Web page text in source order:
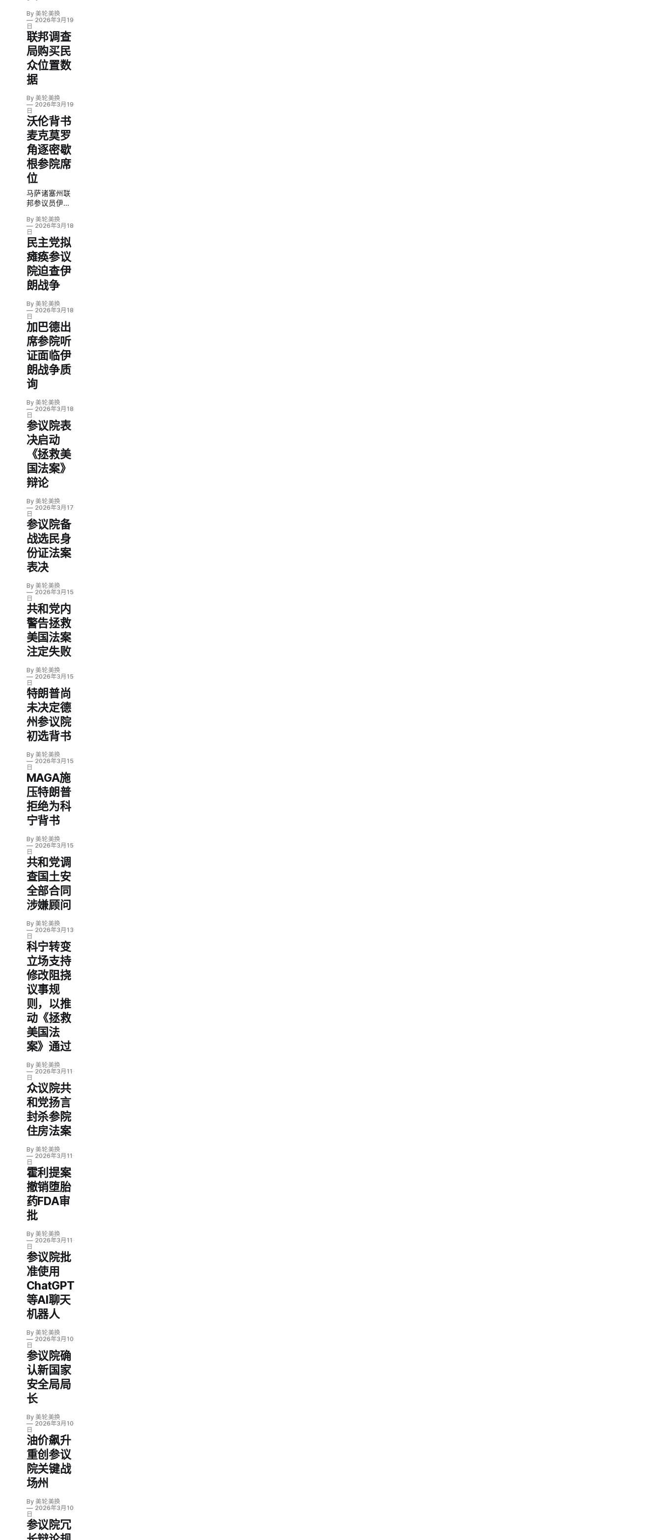
By 美轮美换
2026年3月19
日
联邦调查
局购买民
众位置数
据
By 美轮美换
2026年3月19
日
沃伦背书
麦克莫罗
角逐密歇
根参院席
位
马萨诸塞州联
邦参议员伊丽
支持密歇根州
参议员马洛里·
麦克莫罗，参
与该州民主党
参议院初选。
此举颇为反常
——身为「全
民医保」倡导
者的沃伦，却
力挺反对该政
策的麦克莫
罗，而非支持
该政策的候选
人阿卜杜勒·埃
尔-萨耶德。
By 美轮美换
2026年3月18
日
民主党拟
瘫痪参议
院迫查伊
朗战争
By 美轮美换
2026年3月18
日
加巴德出
席参院听
证面临伊
朗战争质
询
By 美轮美换
2026年3月18
日
参议院表
决启动
《拯救美
国法案》
辩论
By 美轮美换
2026年3月17
日
参议院备
战选民身
份证法案
表决
By 美轮美换
2026年3月15
日
共和党内
警告拯救
美国法案
注定失败
By 美轮美换
2026年3月15
日
特朗普尚
未决定德
州参议院
初选背书
By 美轮美换
2026年3月15
日
MAGA施
压特朗普
拒绝为科
宁背书
By 美轮美换
2026年3月15
日
共和党调
查国土安
全部合同
涉嫌顾问
By 美轮美换
2026年3月13
日
科宁转变
立场支持
修改阻挠
议事规
则，以推
动《拯救
美国法
案》通过
By 美轮美换
2026年3月11
日
众议院共
和党扬言
封杀参院
住房法案
By 美轮美换
2026年3月11
日
霍利提案
撤销堕胎
药FDA审
批
By 美轮美换
2026年3月11
日
参议院批
准使用
ChatGPT
等AI聊天
机器人
By 美轮美换
2026年3月10
日
参议院确
认新国家
安全局局
长
By 美轮美换
2026年3月10
日
油价飙升
重创参议
院关键战
场州
By 美轮美换
2026年3月10
日
参议院冗